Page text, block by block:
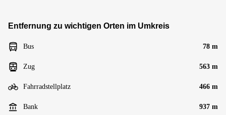
Entfernung zu wichtigen Orten im Umkreis
Bus 78 m
Zug 563 m
Fahrradstellplatz 466 m
Bank 937 m